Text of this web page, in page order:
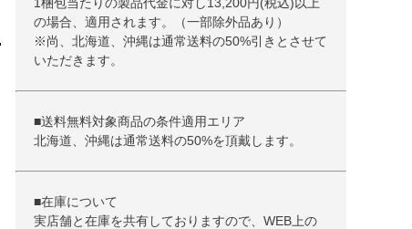
の場合、適用されます。（一部除外品あり）
※尚、北海道、沖縄は通常送料の50%引きとさせて
いただきます。
■送料無料対象商品の条件適用エリア
北海道、沖縄は通常送料の50%を頂戴します。
■在庫について
実店舗と在庫を共有しておりますので、WEB上の